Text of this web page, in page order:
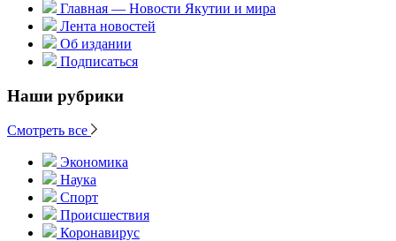
Главная — Новости Якутии и мира
Лента новостей
Об издании
Подписаться
Наши рубрики
Смотреть все
Экономика
Наука
Спорт
Происшествия
Коронавирус